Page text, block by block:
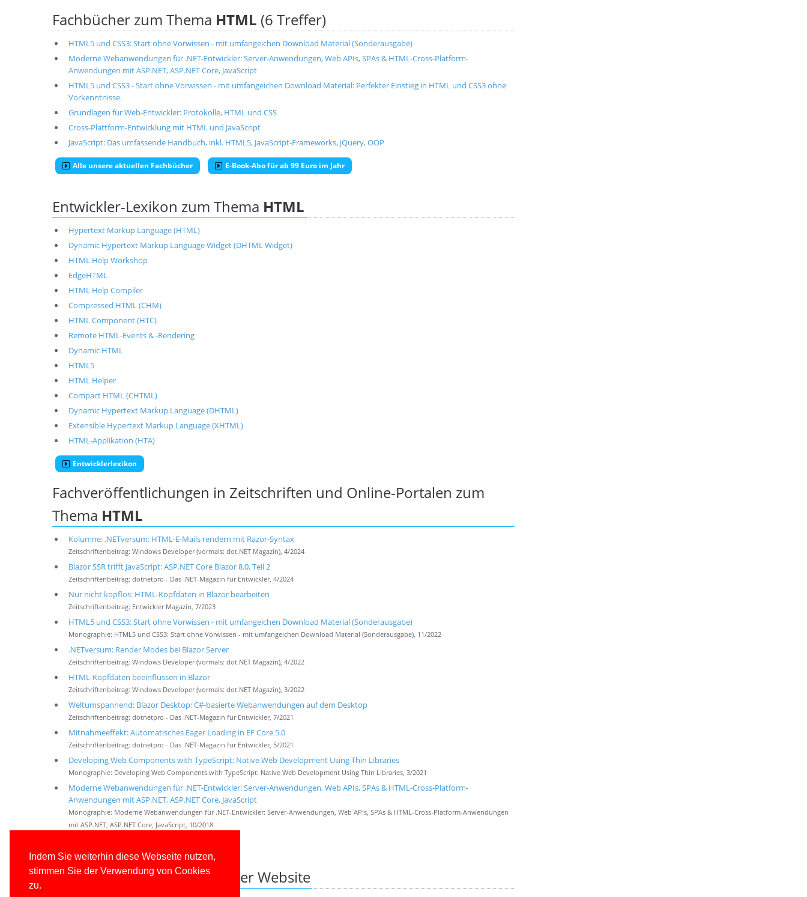
Indem Sie weiterhin diese Webseite nutzen,
stimmen Sie der Verwendung von Cookies
zu.
Fachbücher zum Thema HTML (6 Treffer)
HTML5 und CSS3: Start ohne Vorwissen - mit umfangeichen Download Material (Sonderausgabe)
Moderne Webanwendungen für .NET-Entwickler: Server-Anwendungen, Web APIs, SPAs & HTML-Cross-Platform-
Anwendungen mit ASP.NET, ASP.NET Core, JavaScript
HTML5 und CSS3 - Start ohne Vorwissen - mit umfangeichen Download Material: Perfekter Einstieg in HTML und CSS3 ohne
Vorkenntnisse.
Grundlagen für Web-Entwickler: Protokolle, HTML und CSS
Cross-Plattform-Entwicklung mit HTML und JavaScript
JavaScript: Das umfassende Handbuch, inkl. HTML5, JavaScript-Frameworks, jQuery, OOP
Alle unsere aktuellen Fachbücher E-Book-Abo für ab 99 Euro im Jahr
Entwickler-Lexikon zum Thema HTML
Hypertext Markup Language (HTML)
Dynamic Hypertext Markup Language Widget (DHTML Widget)
HTML Help Workshop
EdgeHTML
HTML Help Compiler
Compressed HTML (CHM)
HTML Component (HTC)
Remote HTML-Events & -Rendering
Dynamic HTML
HTML5
HTML Helper
Compact HTML (CHTML)
Dynamic Hypertext Markup Language (DHTML)
Extensible Hypertext Markup Language (XHTML)
HTML-Applikation (HTA)
Entwicklerlexikon
Fachveröffentlichungen in Zeitschriften und Online-Portalen zum
Thema HTML
Kolumne: .NETversum: HTML-E-Mails rendern mit Razor-Syntax
Zeitschriftenbeitrag: Windows Developer (vormals: dot.NET Magazin), 4/2024
Blazor SSR trifft JavaScript: ASP.NET Core Blazor 8.0, Teil 2
Zeitschriftenbeitrag: dotnetpro - Das .NET-Magazin für Entwickler, 4/2024
Nur nicht kopflos: HTML-Kopfdaten in Blazor bearbeiten
Zeitschriftenbeitrag: Entwickler Magazin, 7/2023
HTML5 und CSS3: Start ohne Vorwissen - mit umfangeichen Download Material (Sonderausgabe)
Monographie: HTML5 und CSS3: Start ohne Vorwissen - mit umfangeichen Download Material (Sonderausgabe), 11/2022
.NETversum: Render Modes bei Blazor Server
Zeitschriftenbeitrag: Windows Developer (vormals: dot.NET Magazin), 4/2022
HTML-Kopfdaten beeinflussen in Blazor
Zeitschriftenbeitrag: Windows Developer (vormals: dot.NET Magazin), 3/2022
Weltumspannend: Blazor Desktop: C#-basierte Webanwendungen auf dem Desktop
Zeitschriftenbeitrag: dotnetpro - Das .NET-Magazin für Entwickler, 7/2021
Mitnahmeeffekt: Automatisches Eager Loading in EF Core 5.0
Zeitschriftenbeitrag: dotnetpro - Das .NET-Magazin für Entwickler, 5/2021
Developing Web Components with TypeScript: Native Web Development Using Thin Libraries
Monographie: Developing Web Components with TypeScript: Native Web Development Using Thin Libraries, 3/2021
Moderne Webanwendungen für .NET-Entwickler: Server-Anwendungen, Web APIs, SPAs & HTML-Cross-Platform-
Anwendungen mit ASP.NET, ASP.NET Core, JavaScript
Monographie: Moderne Webanwendungen für .NET-Entwickler: Server-Anwendungen, Web APIs, SPAs & HTML-Cross-Platform-Anwendungen
mit ASP.NET, ASP.NET Core, JavaScript, 10/2018
Weitere Ressourcen auf dieser Website